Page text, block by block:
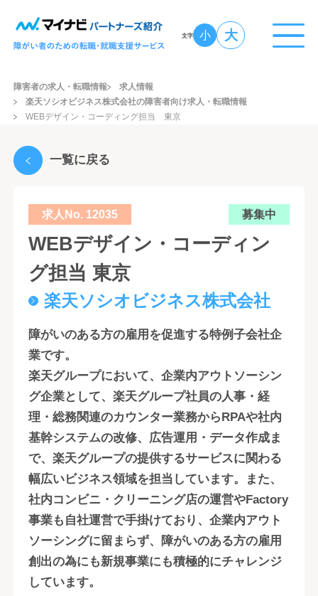
文字 小 大
障害者の求人・転職情報
求人情報
楽天ソシオビジネス株式会社の障害者向け求人・転職情報
WEBデザイン・コーディング担当 東京
一覧に戻る
求人No. 12035 募集中
WEBデザイン・コーディン
グ担当 東京
楽天ソシオビジネス株式会社
障がいのある方の雇用を促進する特例子会社企
業です。
楽天グループにおいて、企業内アウトソーシン
グ企業として、楽天グループ社員の人事・経
理・総務関連のカウンター業務からRPAや社内
基幹システムの改修、広告運用・データ作成ま
で、楽天グループの提供するサービスに関わる
幅広いビジネス領域を担当しています。また、
社内コンビニ・クリーニング店の運営やFactory
事業も自社運営で手掛けており、企業内アウト
ソーシングに留まらず、障がいのある方の雇用
創出の為にも新規事業にも積極的にチャレンジ
しています。